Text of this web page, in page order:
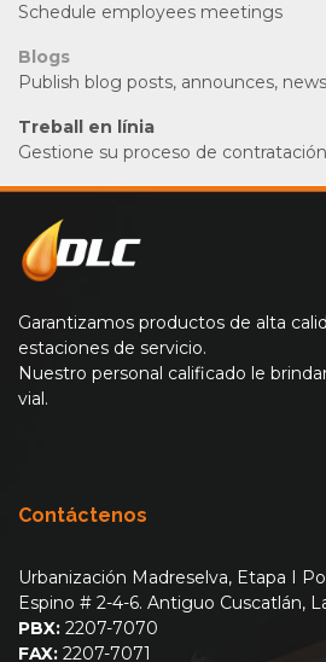
Schedule employees meetings
Blogs
Publish blog posts, announces, news
Treball en línia
Gestione su proceso de
Garantizamos productos de alta
estaciones de servicio.
Nuestro personal calificado le
vial.
Contáctenos
Urbanización Madreselva, Etapa I
Espino # 2-4-6. Antiguo Cuscatlán,
PBX: 2207-7070
FAX: 2207-7071